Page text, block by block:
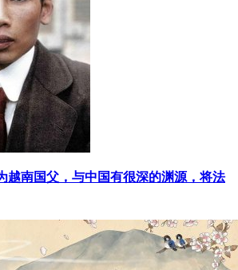
越南国父，与中国有很深的渊源，将法